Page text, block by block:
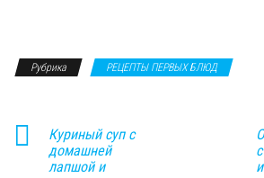
Рубрика РЕЦЕПТЫ ПЕРВЫХ БЛЮД
Куриный суп с
домашней
лапшой и